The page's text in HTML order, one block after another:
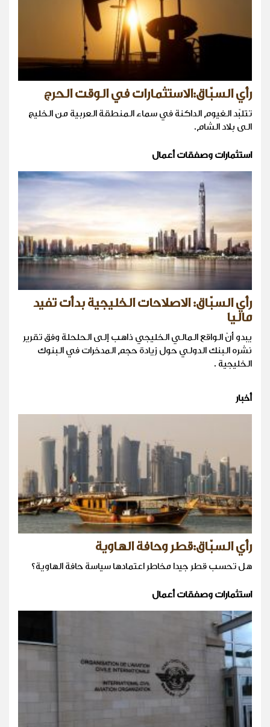
رأي السبّاق:الاستثمارات في الوقت الحرج
تتلبّد الغيوم الداكنة في سماء المنطقة العربية من الخليج
الى بلاد الشام.
استثمارات وصفقات أعمال
رأي السبّاق: الاصلاحات الخليجية بدأت تفيد
ماليا
يبدو أنّ الواقع المالي الخليجي ذاهب إلى الحلحلة وفق تقرير
نشره البنك الدولي حول زيادة حجم المدخرات في البنوك
الخليجية .
أخبار
رأي السبّاق:قطر وحافة الهاوية
هل تحسب قطر جيدا مخاطر اعتمادها سياسة حافة الهاوية؟
استثمارات وصفقات أعمال